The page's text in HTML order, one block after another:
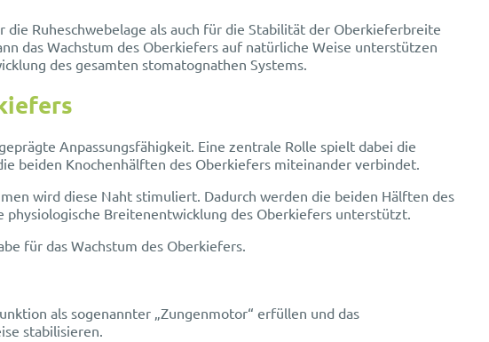
Ruheschwebelage als auch für die Stabilität der Oberkieferbreite
das Wachstum des Oberkiefers auf natürliche Weise unterstützen
des gesamten stomatognathen Systems.
Anpassungsfähigkeit. Eine zentrale Rolle spielt dabei die
beiden Knochenhälften des Oberkiefers miteinander verbindet.
wird diese Naht stimuliert. Dadurch werden die beiden Hälften des
Breitenentwicklung des Oberkiefers unterstützt.
für das Wachstum des Oberkiefers.
als sogenannter „Zungenmotor“ erfüllen und das
stabilisieren.